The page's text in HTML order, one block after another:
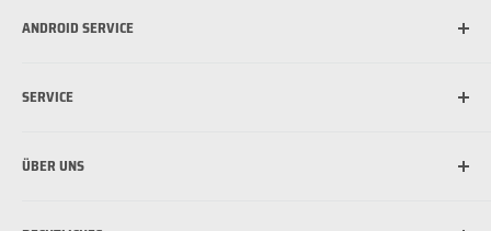
Welche iPad habe ich?
Was ist MagSafe?
ANDROID SERVICE
Schutzfolie für Handy anbringen: So funktioniert's
SERVICE
Zahlungsmöglichkeiten
ÜBER UNS